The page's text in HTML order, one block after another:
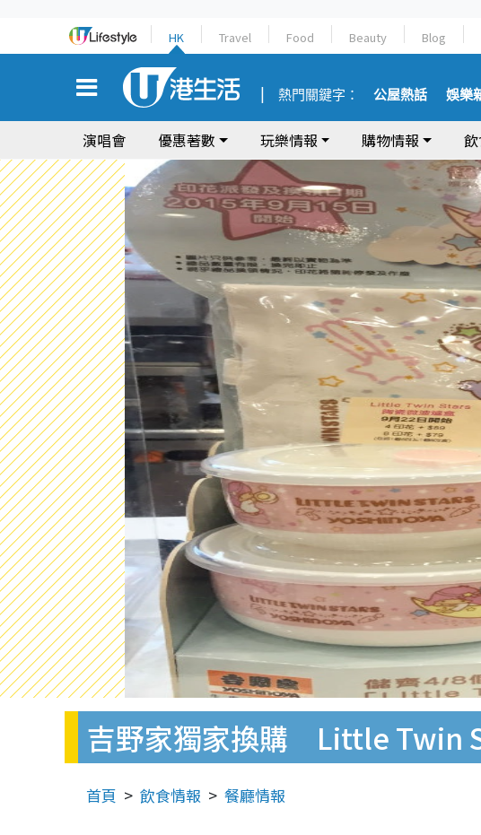
HK Travel Food Beauty Blog
熱門關鍵字： 公屋熱話 娛樂
演唱會 優惠著數 玩樂情報 購物情報
吉野家獨家換購 Little Twin
首頁 飲食情報 餐廳情報